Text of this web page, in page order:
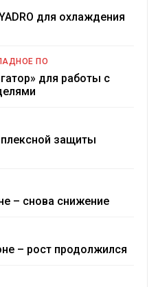
для охлаждения
ПО
для работы с
защиты
– снова снижение
– рост продолжился